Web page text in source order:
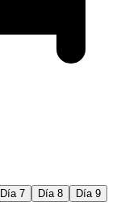
Día 7 Día 8
Día 9